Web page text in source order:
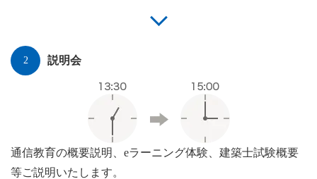
説明会
通信教育の概要説明、eラーニング体験、建築士試験概要
等ご説明いたします。